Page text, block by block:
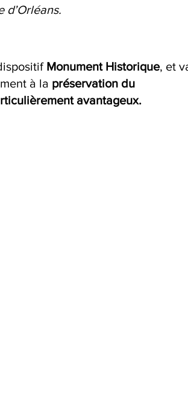
d’Orléans.
Monument Historique, et
à la préservation du
avantageux.